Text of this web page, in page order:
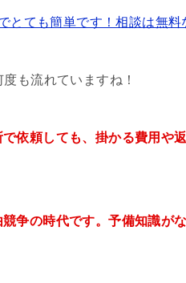
とても簡単です！相談は無料
も流れていますね！
依頼しても、掛かる費用や
争の時代です。予備知識が